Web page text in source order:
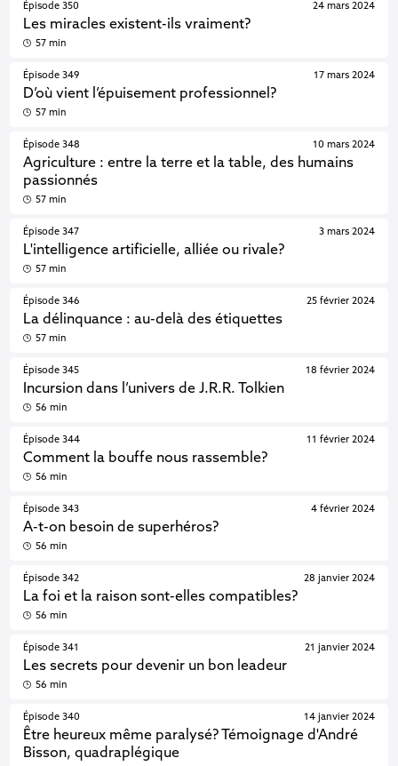
Épisode 350
Les miracles existent-ils vraiment?
24 mars 2024
57 min
Épisode 349
D’où vient l’épuisement professionnel?
17 mars 2024
57 min
Épisode 348
Agriculture : entre la terre et la table, des humains
passionnés
10 mars 2024
57 min
Épisode 347
L'intelligence artificielle, alliée ou rivale?
3 mars 2024
57 min
Épisode 346
La délinquance : au-delà des étiquettes
25 février 2024
57 min
Épisode 345
Incursion dans l’univers de J.R.R. Tolkien
18 février 2024
56 min
Épisode 344
Comment la bouffe nous rassemble?
11 février 2024
56 min
Épisode 343
A-t-on besoin de superhéros?
4 février 2024
56 min
Épisode 342
La foi et la raison sont-elles compatibles?
28 janvier 2024
56 min
Épisode 341
Les secrets pour devenir un bon leadeur
21 janvier 2024
56 min
Épisode 340
Être heureux même paralysé? Témoignage d'André
Bisson, quadraplégique
14 janvier 2024